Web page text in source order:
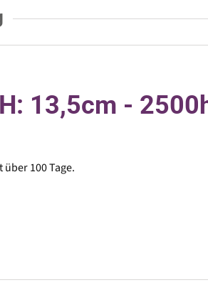
13,5cm -
100 Tage.